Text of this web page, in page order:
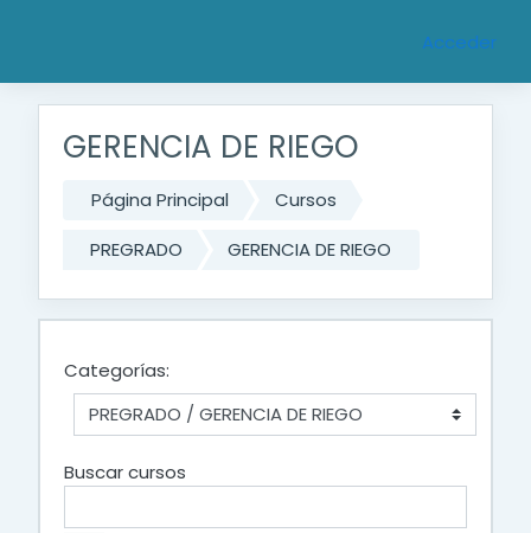
Acceder
GERENCIA DE RIEGO
Página Principal
Cursos
PREGRADO
GERENCIA DE RIEGO
Categorías:
Buscar cursos